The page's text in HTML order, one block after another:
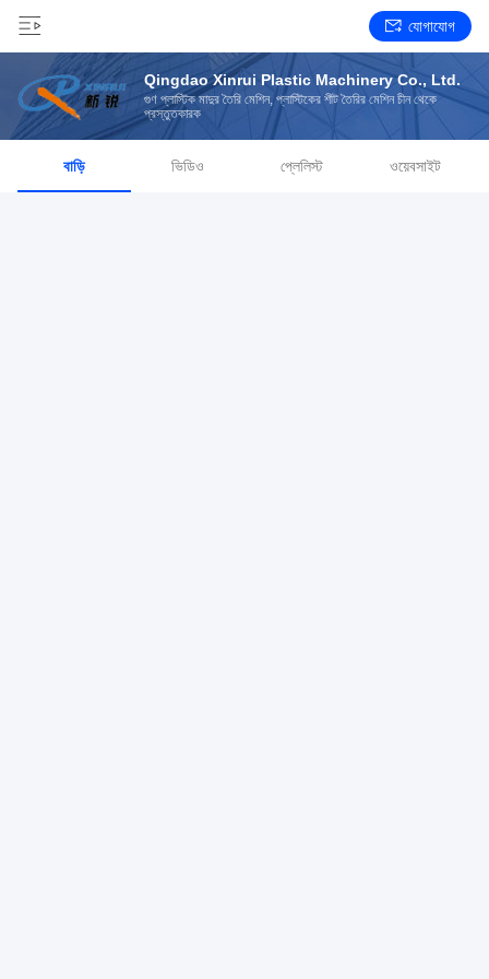
যোগাযোগ
Qingdao Xinrui Plastic Machinery Co., Ltd.
গুণ প্লাস্টিক মাদুর তৈরি মেশিন, প্লাস্টিকের শীট তৈরির মেশিন চীন থেকে
প্রস্তুতকারক
বাড়ি ভিডিও প্লেলিস্ট ওয়েবসাইট